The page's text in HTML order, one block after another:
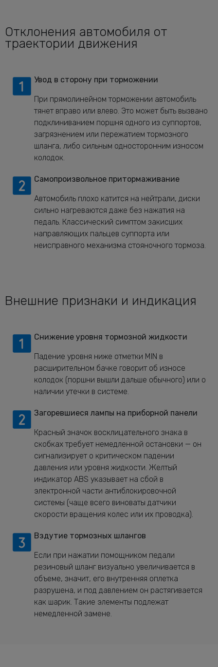
Отклонения автомобиля от
траектории движения
Увод в сторону при торможении
При прямолинейном торможении автомобиль
тянет вправо или влево. Это может быть вызвано
подклиниванием поршня одного из суппортов,
загрязнением или пережатием тормозного
шланга, либо сильным односторонним износом
колодок.
Самопроизвольное притормаживание
Автомобиль плохо катится на нейтрали, диски
сильно нагреваются даже без нажатия на
педаль. Классический симптом закисших
направляющих пальцев суппорта или
неисправного механизма стояночного тормоза.
Внешние признаки и индикация
Снижение уровня тормозной жидкости
Падение уровня ниже отметки MIN в
расширительном бачке говорит об износе
колодок (поршни вышли дальше обычного) или о
наличии утечки в системе.
Загоревшиеся лампы на приборной панели
Красный значок восклицательного знака в
скобках требует немедленной остановки — он
сигнализирует о критическом падении
давления или уровня жидкости. Желтый
индикатор ABS указывает на сбой в
электронной части антиблокировочной
системы (чаще всего виноваты датчики
скорости вращения колес или их проводка).
Вздутие тормозных шлангов
Если при нажатии помощником педали
резиновый шланг визуально увеличивается в
объеме, значит, его внутренняя оплетка
разрушена, и под давлением он растягивается
как шарик. Такие элементы подлежат
немедленной замене.